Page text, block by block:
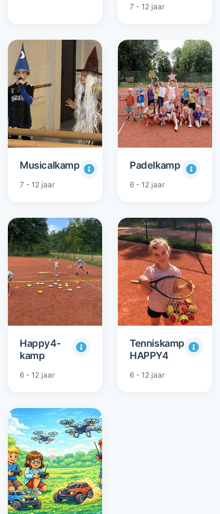
7 - 12 jaar
Musicalkamp
7 - 12 jaar
Padelkamp
6 - 12 jaar
Happy4-
kamp
6 - 12 jaar
Tenniskamp
HAPPY4
6 - 12 jaar